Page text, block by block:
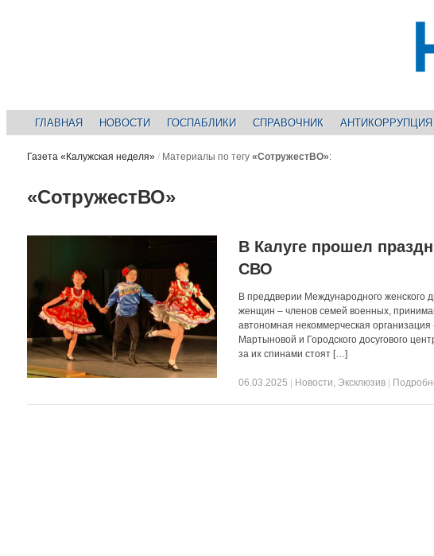
ГЛАВНАЯ НОВОСТИ ГОСПАБЛИКИ СПРАВОЧНИК АНТИКОРРУПЦИЯ
Газета «Калужская неделя» / Материалы по тегу «СотружестВО»:
«СотружестВО»
В Калуге прошел
СВО
В преддверии Международного женского
женщин – членов семей военных,
автономная некоммерческая
Мартыновой и Городского досугового
за их спинами стоят […]
06.03.2025 Новости, Эксклюзив